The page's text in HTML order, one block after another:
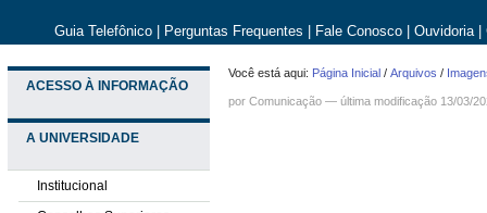
Guia Telefônico Perguntas Frequentes Fale Conosco Ouvidoria
ACESSO À INFORMAÇÃO
A UNIVERSIDADE
Institucional
Você está aqui: Página Inicial /Arquivos /
porComunicação —última modificação 13/03/